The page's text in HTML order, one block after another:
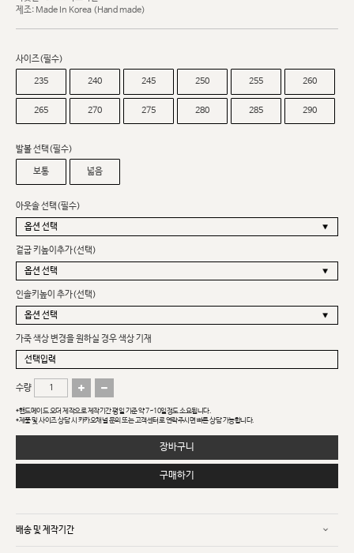
제조: Made In Korea (Hand made)
사이즈(필수)
235 240 245 250 255 260
265 270 275 280 285 290
발볼 선택(필수)
보통 넓음
아웃솔 선택(필수)
겉굽 키높이추가(선택)
인솔키높이 추가(선택)
가죽 색상 변경을 원하실 경우 색상 기재
수량
*핸드메이드 오더 제작으로 제작기간 평일 기준 약 7~10일정도 소요됩니다.
*제품 및 사이즈 상담 시 카카오채널 문의 또는 고객센터로 연락주시면 빠른 상담 가능합니다.
장바구니
구매하기
배송 및 제작기간